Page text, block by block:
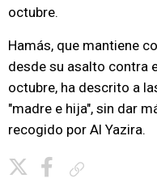
octubre.
Hamás, que mantiene
desde su asalto contra
octubre, ha descrito a
"madre e hija", sin dar
recogido por Al Yazira.